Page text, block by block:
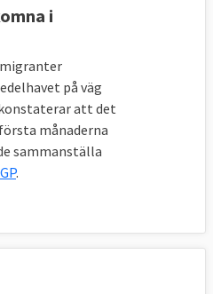
kallade
länderna måste
eller åta sig att
– alternativet
stryks då tillfälligt.
kunna bevilja en
ett
antalet så kallade
i
på väg
att det
månaderna
sammanställa
.